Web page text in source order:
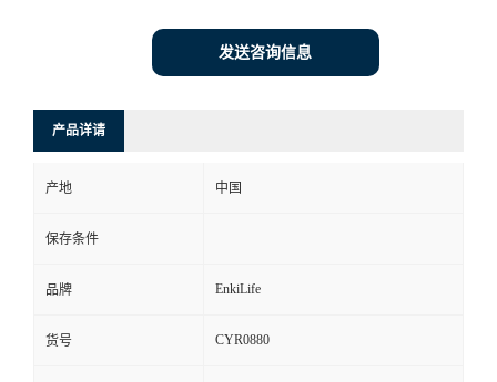
发送咨询信息
产品详请
产地 中国
保存条件
品牌 EnkiLife
货号 CYR0880